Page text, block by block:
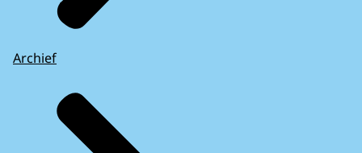
Archief